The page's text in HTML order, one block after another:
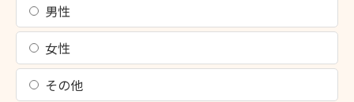
男性
女性
その他